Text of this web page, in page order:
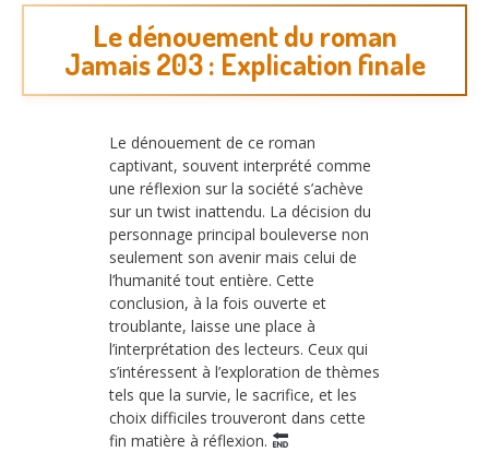
Le dénouement du roman
Jamais 203 : Explication finale
Le dénouement de ce roman
captivant, souvent interprété comme
une réflexion sur la société s’achève
sur un twist inattendu. La décision du
personnage principal bouleverse non
seulement son avenir mais celui de
l’humanité tout entière. Cette
conclusion, à la fois ouverte et
troublante, laisse une place à
l’interprétation des lecteurs. Ceux qui
s’intéressent à l’exploration de thèmes
tels que la survie, le sacrifice, et les
choix difficiles trouveront dans cette
fin matière à réflexion.